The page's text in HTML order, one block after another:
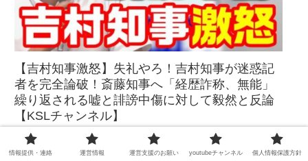
【吉村知事激怒】失礼やろ！吉村知事が迷惑記
者を完全論破！斎藤知事へ「経歴詐称、無能」
繰り返される嘘と誹謗中傷に対して毅然と反論
【KSLチャンネル】
情報提供・連絡 運営情報 運営支援のお願い youtubeチャンネル 個人情報保護方針